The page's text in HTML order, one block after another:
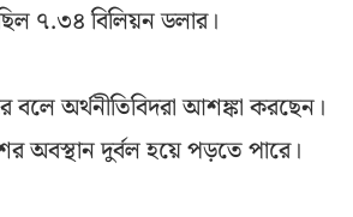
৭.৩৪ বিলিয়ন ডলার।
অর্থনীতিবিদরা আশঙ্কা করছেন।
অবস্থান দুর্বল হয়ে পড়তে পারে।